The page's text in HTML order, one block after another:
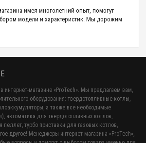
имея многолетний опыт, помогут
модели и характеристик. Мы дорожим
интернет-магазине «ProTech». Мы предлагаем вам,
оборудования: твердотопливные котлы,
а также все необходимые
автоматика для твердотопливных котлов,
пеллет, турбо приставки для газовых котлов,
другое! Менеджеры интернет магазина «ProTech»,